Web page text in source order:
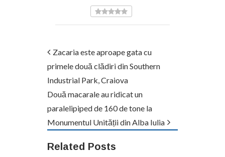
Zacaria este aproape gata cu
primele două clădiri din Southern
Industrial Park, Craiova
Două macarale au ridicat un
paralelipiped de 160 de tone la
Monumentul Unității din Alba Iulia
Related Posts